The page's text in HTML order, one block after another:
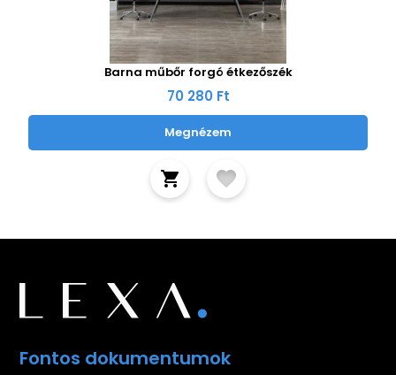
Barna műbőr forgó étkezőszék
70 280 Ft
Megnézem
Fontos dokumentumok